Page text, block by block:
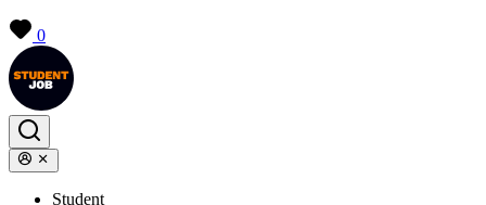
0
Student